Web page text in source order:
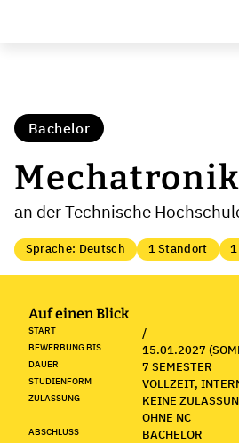
Bachelor
Mechatronik
an der Technische
Sprache: Deutsch 1 Standort
Auf einen Blick
START /
BEWERBUNG BIS 15.01.2027
DAUER 7 SEMESTER
STUDIENFORM VOLLZEIT,
ZULASSUNG
KEINE
OHNE NC
ABSCHLUSS BACHELOR